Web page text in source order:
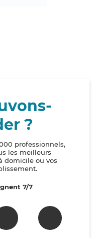
?
professionnels,
les meilleurs
domicile ou vos
7/7